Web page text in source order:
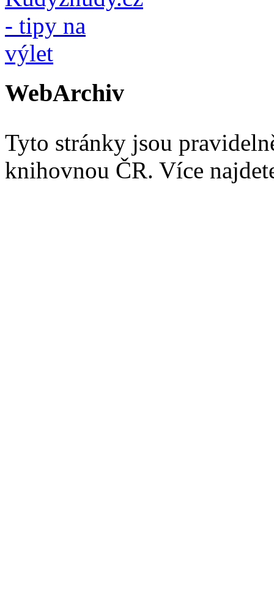
WebArchiv
Tyto stránky jsou
knihovnou ČR. Více